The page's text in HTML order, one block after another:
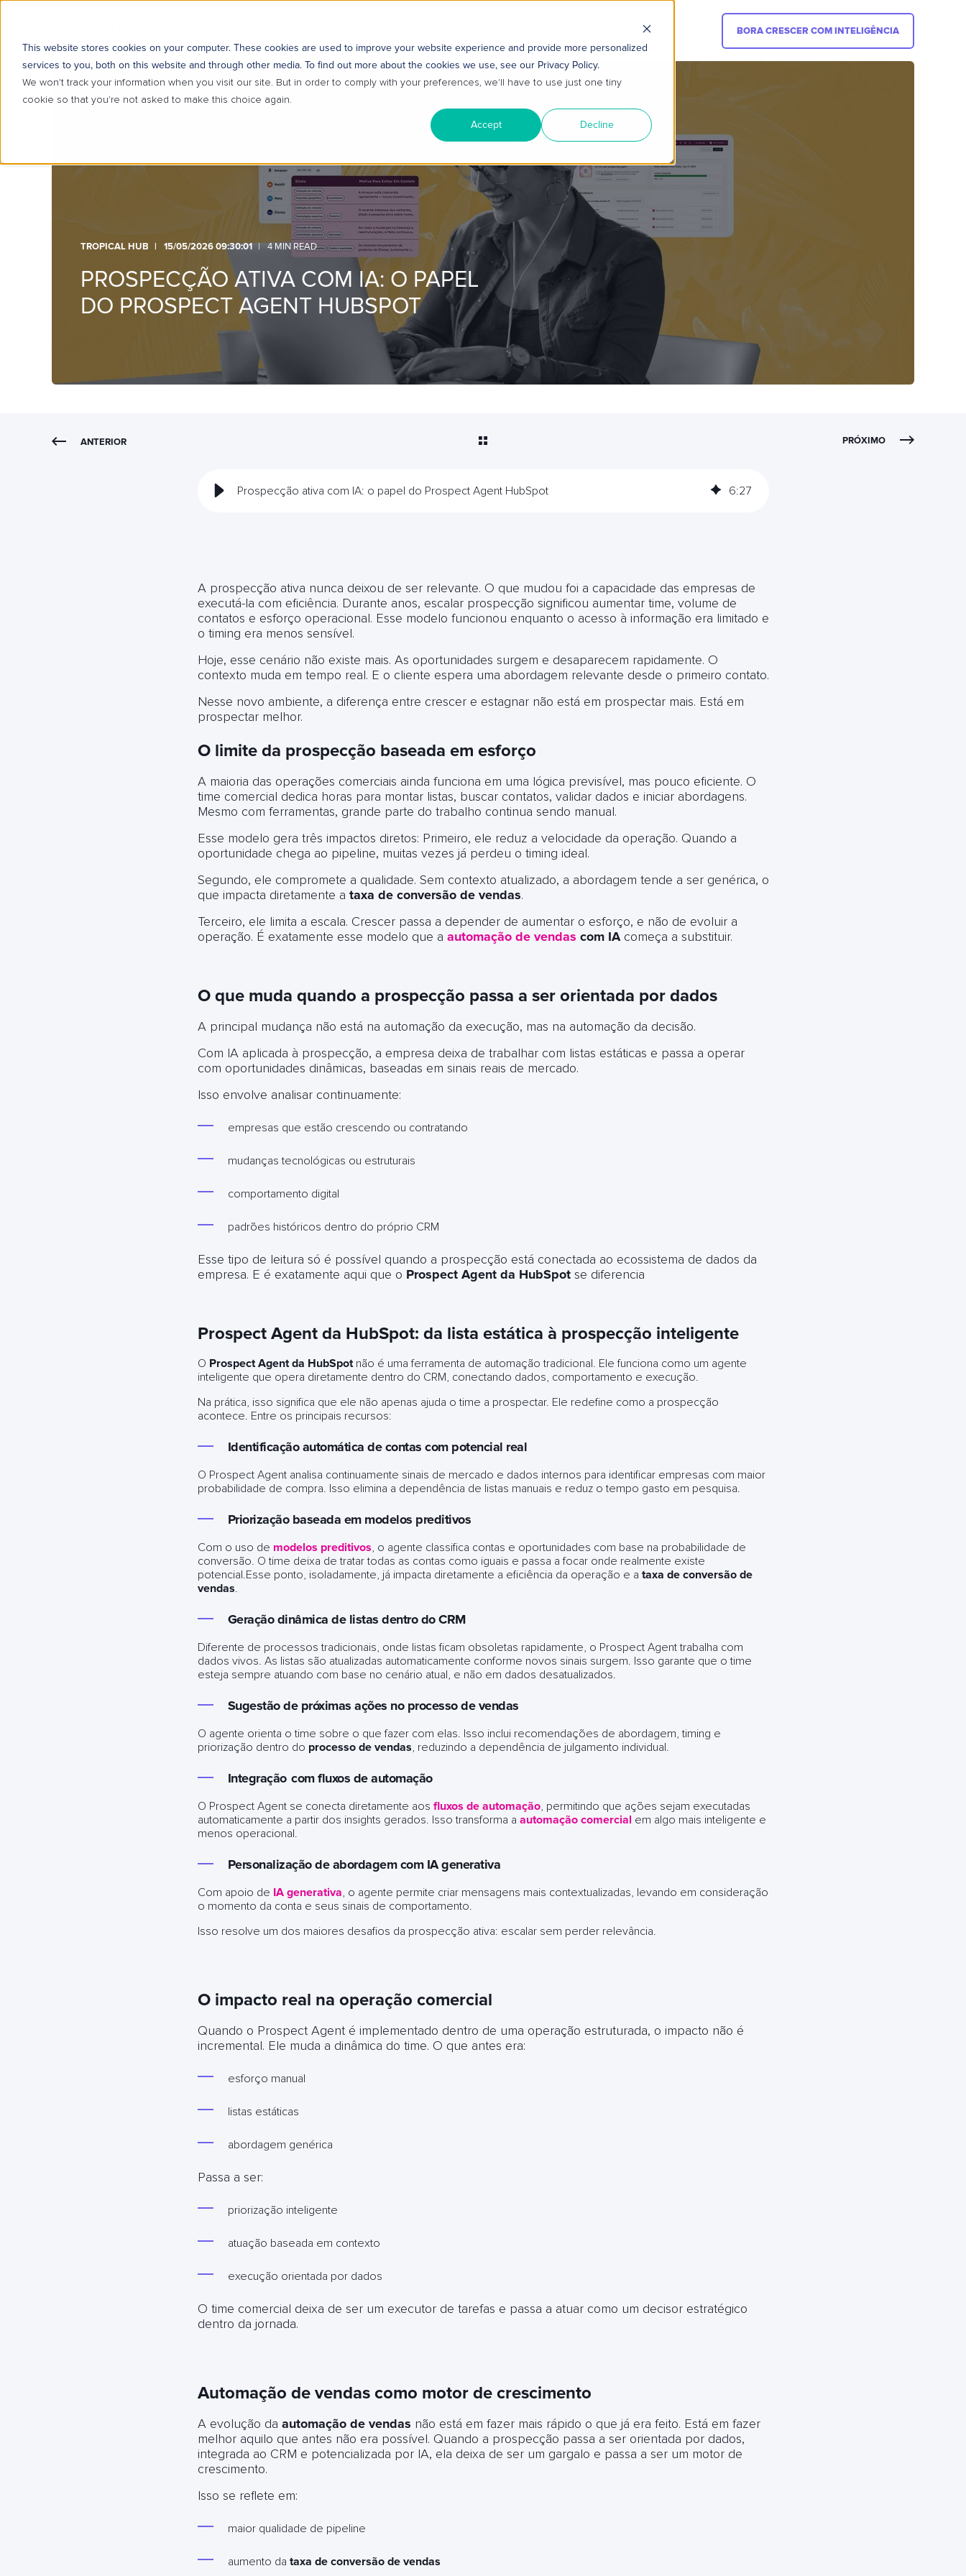
This website stores cookies on your computer. These cookies are used to improve your website experience and provide more personalized
services to you, both on this website and through other media. To find out more about the cookies we use, see our Privacy Policy.
We won't track your information when you visit our site. But in order to comply with your preferences, we'll have to use just one tiny
cookie so that you're not asked to make this choice again.
Accept Decline
BORA CRESCER COM INTELIGÊNCIA
TROPICAL HUB 15/05/2026 09:30:01 4 MIN READ
PROSPECÇÃO ATIVA COM IA: O PAPEL
DO PROSPECT AGENT HUBSPOT
ANTERIOR PRÓXIMO
Prospecção ativa com IA: o papel do Prospect Agent HubSpot 6:27
A prospecção ativa nunca deixou de ser relevante. O que mudou foi a capacidade das empresas de
executá-la com eficiência. Durante anos, escalar prospecção significou aumentar time, volume de
contatos e esforço operacional. Esse modelo funcionou enquanto o acesso à informação era limitado e
o timing era menos sensível.
Hoje, esse cenário não existe mais. As oportunidades surgem e desaparecem rapidamente. O
contexto muda em tempo real. E o cliente espera uma abordagem relevante desde o primeiro contato.
Nesse novo ambiente, a diferença entre crescer e estagnar não está em prospectar mais. Está em
prospectar melhor.
O limite da prospecção baseada em esforço
A maioria das operações comerciais ainda funciona em uma lógica previsível, mas pouco eficiente. O
time comercial dedica horas para montar listas, buscar contatos, validar dados e iniciar abordagens.
Mesmo com ferramentas, grande parte do trabalho continua sendo manual.
Esse modelo gera três impactos diretos: Primeiro, ele reduz a velocidade da operação. Quando a
oportunidade chega ao pipeline, muitas vezes já perdeu o timing ideal.
Segundo, ele compromete a qualidade. Sem contexto atualizado, a abordagem tende a ser genérica, o
que impacta diretamente a taxa de conversão de vendas.
Terceiro, ele limita a escala. Crescer passa a depender de aumentar o esforço, e não de evoluir a
operação. É exatamente esse modelo que a automação de vendas com IAcomeça a substituir.
O que muda quando a prospecção passa a ser orientada por dados
A principal mudança não está na automação da execução, mas na automação da decisão.
Com IA aplicada à prospecção, a empresa deixa de trabalhar com listas estáticas e passa a operar
com oportunidades dinâmicas, baseadas em sinais reais de mercado.
Isso envolve analisar continuamente:
empresas que estão crescendo ou contratando
mudanças tecnológicas ou estruturais
comportamento digital
padrões históricos dentro do próprio CRM
Esse tipo de leitura só é possível quando a prospecção está conectada ao ecossistema de dados da
empresa. E é exatamente aqui que o Prospect Agent da HubSpotse diferencia
Prospect Agent da HubSpot: da lista estática à prospecção inteligente
O Prospect Agent da HubSpotnão é uma ferramenta de automação tradicional. Ele funciona como um agente
inteligente que opera diretamente dentro do CRM, conectando dados, comportamento e execução.
Na prática, isso significa que ele não apenas ajuda o time a prospectar. Ele redefine como a prospecção
acontece. Entre os principais recursos:
Identificação automática de contas com potencial real
O Prospect Agent analisa continuamente sinais de mercado e dados internos para identificar empresas com maior
probabilidade de compra. Isso elimina a dependência de listas manuais e reduz o tempo gasto em pesquisa.
Priorização baseada em modelos preditivos
Com o uso de modelos preditivos, o agente classifica contas e oportunidades com base na probabilidade de
conversão. O time deixa de tratar todas as contas como iguais e passa a focar onde realmente existe
potencial.Esse ponto, isoladamente, já impacta diretamente a eficiência da operação e a taxa de conversão de
vendas.
Geração dinâmica de listas dentro do CRM
Diferente de processos tradicionais, onde listas ficam obsoletas rapidamente, o Prospect Agent trabalha com
dados vivos. As listas são atualizadas automaticamente conforme novos sinais surgem. Isso garante que o time
esteja sempre atuando com base no cenário atual, e não em dados desatualizados.
Sugestão de próximas ações no processo de vendas
O agente orienta o time sobre o que fazer com elas. Isso inclui recomendações de abordagem, timing e
priorização dentro do processo de vendas, reduzindo a dependência de julgamento individual.
Integração com fluxos de automação
O Prospect Agent se conecta diretamente aos fluxos de automação, permitindo que ações sejam executadas
automaticamente a partir dos insights gerados. Isso transforma a automação comercial em algo mais inteligente e
menos operacional.
Personalização de abordagem com IA generativa
Com apoio de IA generativa, o agente permite criar mensagens mais contextualizadas, levando em consideração
o momento da conta e seus sinais de comportamento.
Isso resolve um dos maiores desafios da prospecção ativa: escalar sem perder relevância.
O impacto real na operação comercial
Quando o Prospect Agent é implementado dentro de uma operação estruturada, o impacto não é
incremental. Ele muda a dinâmica do time. O que antes era:
esforço manual
listas estáticas
abordagem genérica
Passa a ser:
priorização inteligente
atuação baseada em contexto
execução orientada por dados
O time comercial deixa de ser um executor de tarefas e passa a atuar como um decisor estratégico
dentro da jornada.
Automação de vendas como motor de crescimento
A evolução da automação de vendas não está em fazer mais rápido o que já era feito. Está em fazer
melhor aquilo que antes não era possível. Quando a prospecção passa a ser orientada por dados,
integrada ao CRM e potencializada por IA, ela deixa de ser um gargalo e passa a ser um motor de
crescimento.
Isso se reflete em:
maior qualidade de pipeline
aumento da taxa de conversão de vendas